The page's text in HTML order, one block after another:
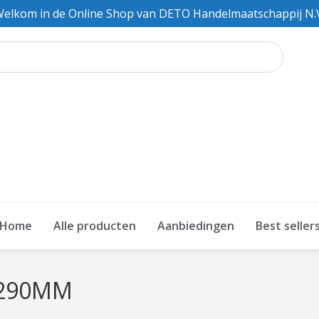
in de Online Shop van DETO Handelmaatschappij
Alle producten Aanbiedingen Best